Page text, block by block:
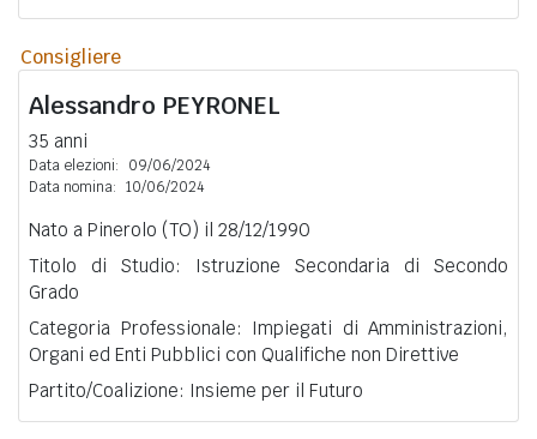
Consigliere
Alessandro PEYRONEL
35 anni
Data elezioni:
09/06/2024
Data nomina: 10/06/2024
Nato a Pinerolo (TO) il 28/12/1990
Titolo di Studio: Istruzione Secondaria di Secondo
Grado
Categoria Professionale: Impiegati di Amministrazioni,
Organi ed Enti Pubblici con Qualifiche non Direttive
Partito/Coalizione: Insieme per il Futuro